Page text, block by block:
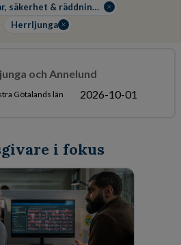
Försvar, säkerhet & räddningstjänst
Herrljunga
och Annelund
Götalands län 2026-10-01
i fokus